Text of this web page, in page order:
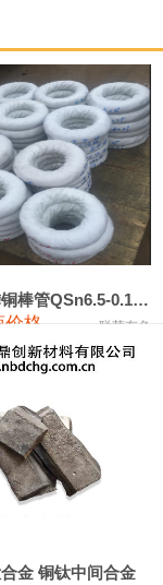
-10,000
1,000
1,000
0
100
18,100 100
12,300 0
磷铜丝 磷铜棒管QSn6.5-0.1 7-0.2 8-0.3
价格 联荣有色
金 铜钛中间合金